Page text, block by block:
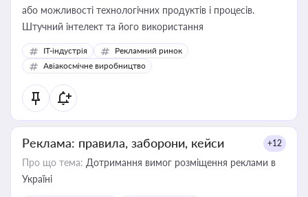
або можливості технологічних продуктів і процесів.
Штучний інтелект та його використання
IT-індустрія
Рекламний ринок
Авіакосмічне виробництво
Реклама: правила, заборони, кейси +12
Про що тема: Дотримання вимог розміщення реклами в
Україні